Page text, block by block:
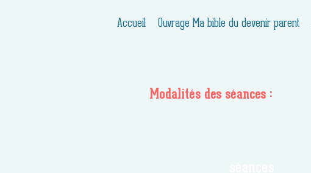
Accueil Ouvrage Ma bible du devenir parent
Modalités des séances :